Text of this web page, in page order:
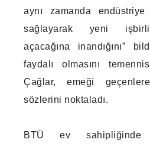
aynı zamanda
sağlayarak yeni
açacağına inandığını”
faydalı olmasını
Çağlar, emeği
sözlerini noktaladı.
BTÜ ev